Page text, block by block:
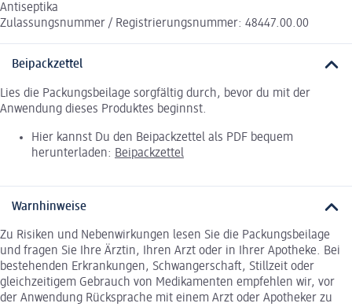
Antiseptika
Zulassungsnummer / Registrierungsnummer: 48447.00.00
Beipackzettel
Lies die Packungsbeilage sorgfältig durch, bevor du mit der
Anwendung dieses Produktes beginnst.
Hier kannst Du den Beipackzettel als PDF bequem
herunterladen: Beipackzettel
Warnhinweise
Zu Risiken und Nebenwirkungen lesen Sie die Packungsbeilage
und fragen Sie Ihre Ärztin, Ihren Arzt oder in Ihrer Apotheke. Bei
bestehenden Erkrankungen, Schwangerschaft, Stillzeit oder
gleichzeitigem Gebrauch von Medikamenten empfehlen wir, vor
der Anwendung Rücksprache mit einem Arzt oder Apotheker zu